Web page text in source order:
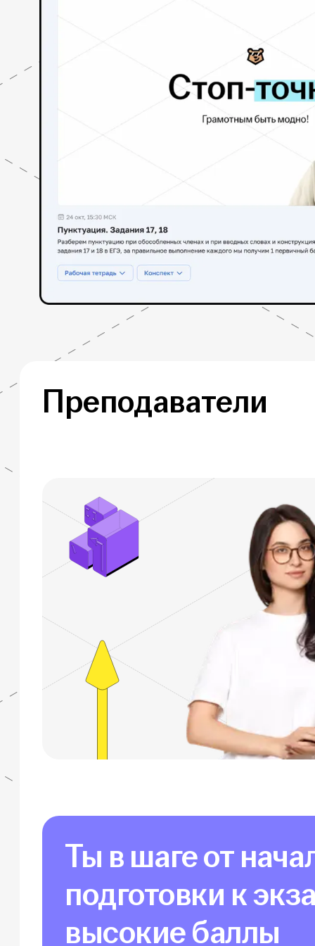
Преподаватели
Ты в шаге от
подготовки к
высокие баллы